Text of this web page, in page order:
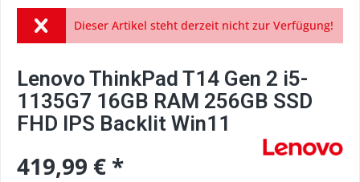
Dieser Artikel steht derzeit nicht zur Verfügung!
Lenovo ThinkPad T14 Gen 2 i5-
1135G7 16GB RAM 256GB SSD
FHD IPS Backlit Win11
419,99 € *